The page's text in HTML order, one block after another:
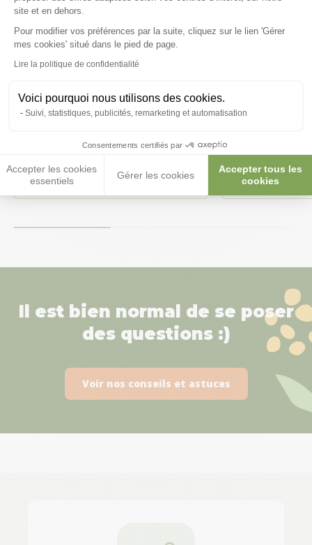
site et en dehors.
Pour modifier vos préférences par la suite, cliquez sur le lien 'Gérer
mes cookies' situé dans le pied de page.
Lire la politique de confidentialité
Voici pourquoi nous utilisons des cookies.
Suivi, statistiques, publicités, remarketing et automatisation
Consentements certifiés par
Accepter les cookies
essentiels
Gérer les cookies
Accepter tous les
cookies
Axeptio consent
Grit Country's Best 2,5kg
huître - Versele Laga
3,80 €1,52 €/kg
Mélange de
19,90 €4,98 €/kg
Il est bien normal de se poser
des questions :)
Voir nos conseils et astuces